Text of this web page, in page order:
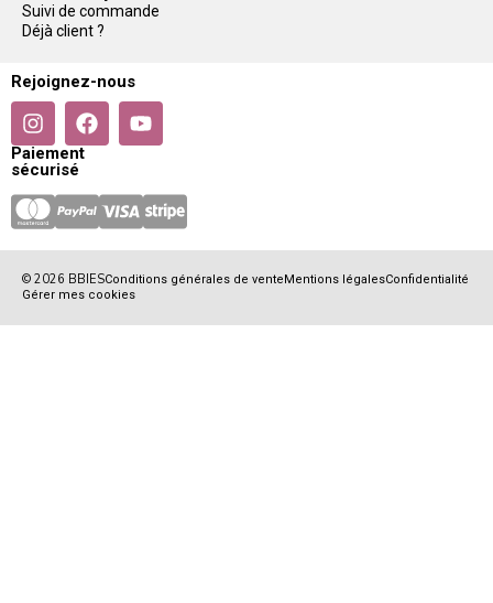
Suivi de commande
Déjà client ?
Rejoignez-nous
Paiement
sécurisé
© 2026 BBIESConditions générales de venteMentions légalesConfidentialité
Gérer mes cookies